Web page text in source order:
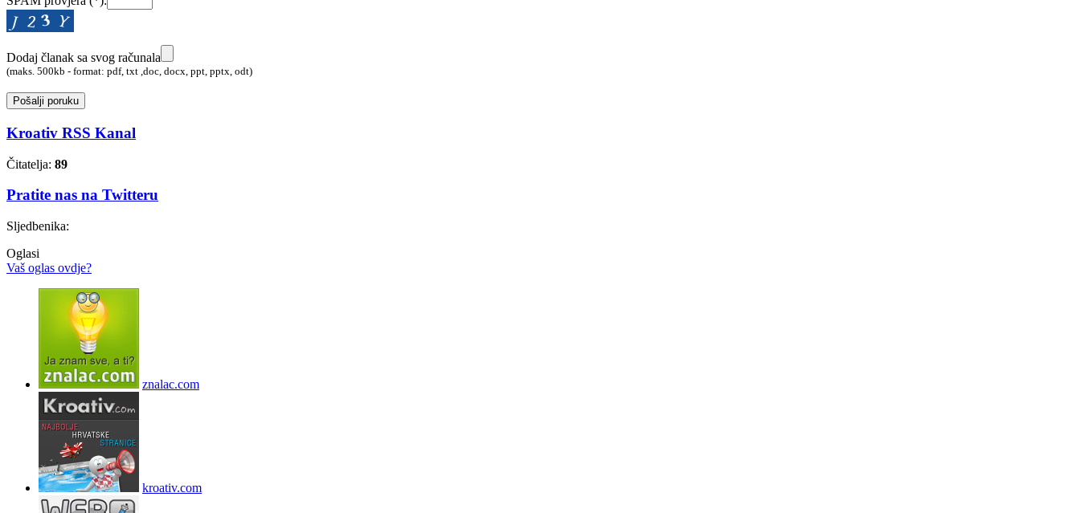
Dodaj članak sa svog računala
(maks. 500kb - format: pdf, txt ,doc, docx, ppt, pptx, odt)
Kroativ RSS Kanal
Čitatelja: 89
Pratite nas na Twitteru
Sljedbenika:
Oglasi
Vaš oglas ovdje?
znalac.com
kroativ.com